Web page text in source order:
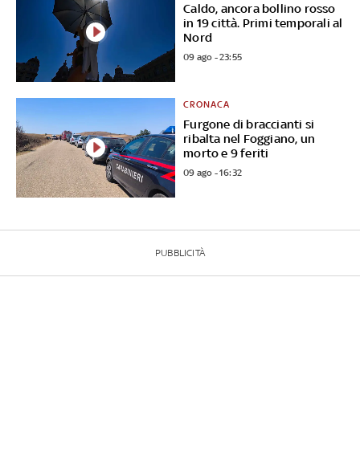
Caldo, ancora bollino rosso
in 19 città. Primi temporali al
Nord
09 ago - 23:55
Furgone di braccianti si
ribalta nel Foggiano, un
morto e 9 feriti
CRONACA
09 ago - 16:32
PUBBLICITÀ